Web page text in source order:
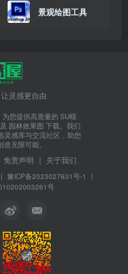
景观绘图工具
灵感更自由
您提供高质量的 SU模
园林效果图 下载。我们
灵感库与交流社区，助您
无限可能。
免责声明 | 关于我们
| 豫ICP备2023027631号-1
|
号